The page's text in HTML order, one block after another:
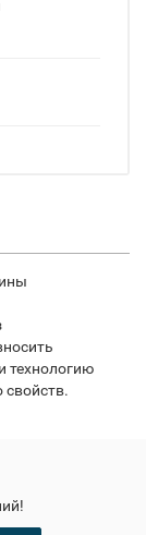
технологию
свойств.